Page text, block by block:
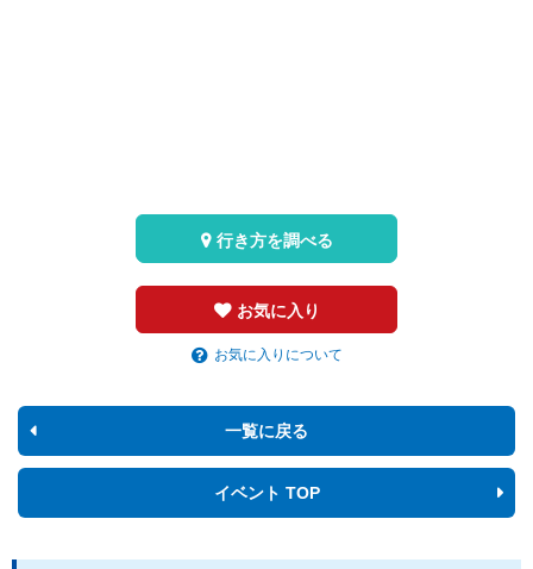
お気に入り
お気に入りについて
行き方を調べる
一覧に戻る
イベント TOP